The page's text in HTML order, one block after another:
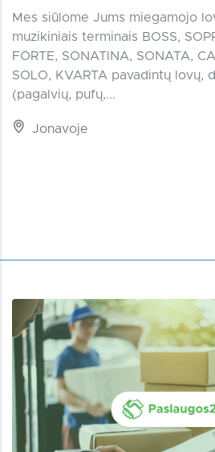
Mes siūlome Jums miegamojo
muzikiniais terminais BOSS,
FORTE, SONATINA, SONATA,
SOLO, KVARTA pavadintų lovų,
(pagalvių, pufų,...
Jonavoje